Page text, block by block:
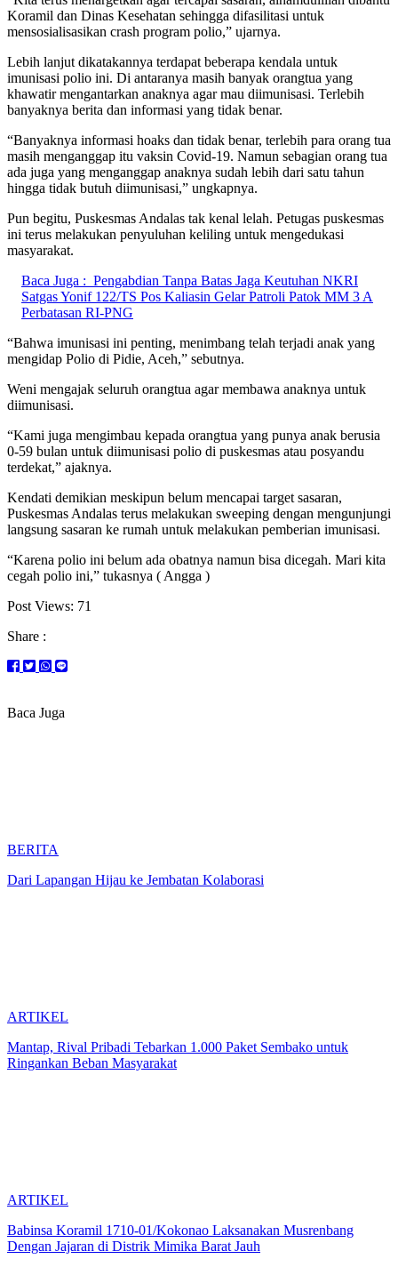
Koramil dan Dinas Kesehatan sehingga difasilitasi untuk
mensosialisasikan crash program polio,” ujarnya.
Lebih lanjut dikatakannya terdapat beberapa kendala untuk
imunisasi polio ini. Di antaranya masih banyak orangtua yang
khawatir mengantarkan anaknya agar mau diimunisasi. Terlebih
banyaknya berita dan informasi yang tidak benar.
“Banyaknya informasi hoaks dan tidak benar, terlebih para orang tua
masih menganggap itu vaksin Covid-19. Namun sebagian orang tua
ada juga yang menganggap anaknya sudah lebih dari satu tahun
hingga tidak butuh diimunisasi,” ungkapnya.
Pun begitu, Puskesmas Andalas tak kenal lelah. Petugas puskesmas
ini terus melakukan penyuluhan keliling untuk mengedukasi
masyarakat.
Baca Juga : Pengabdian Tanpa Batas Jaga Keutuhan NKRI
Satgas Yonif 122/TS Pos Kaliasin Gelar Patroli Patok MM 3 A
Perbatasan RI-PNG
“Bahwa imunisasi ini penting, menimbang telah terjadi anak yang
mengidap Polio di Pidie, Aceh,” sebutnya.
Weni mengajak seluruh orangtua agar membawa anaknya untuk
diimunisasi.
“Kami juga mengimbau kepada orangtua yang punya anak berusia
0-59 bulan untuk diimunisasi polio di puskesmas atau posyandu
terdekat,” ajaknya.
Kendati demikian meskipun belum mencapai target sasaran,
Puskesmas Andalas terus melakukan sweeping dengan mengunjungi
langsung sasaran ke rumah untuk melakukan pemberian imunisasi.
“Karena polio ini belum ada obatnya namun bisa dicegah. Mari kita
cegah polio ini,” tukasnya ( Angga )
Post Views: 71
Share :
Baca Juga
BERITA
Dari Lapangan Hijau ke Jembatan Kolaborasi
ARTIKEL
Mantap, Rival Pribadi Tebarkan 1.000 Paket Sembako untuk
Ringankan Beban Masyarakat
ARTIKEL
Babinsa Koramil 1710-01/Kokonao Laksanakan Musrenbang
Dengan Jajaran di Distrik Mimika Barat Jauh